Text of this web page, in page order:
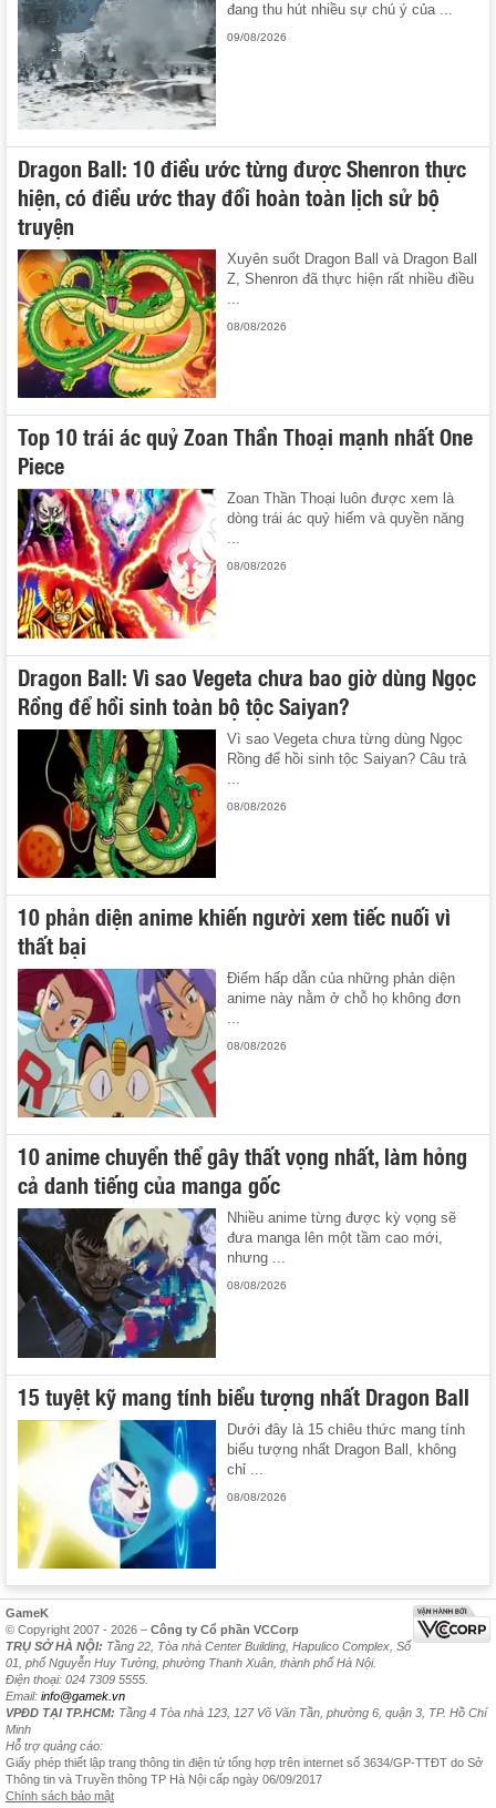
đang thu hút nhiều sự chú ý của ...
09/08/2026
Dragon Ball: 10 điều ước từng được Shenron thực
hiện, có điều ước thay đổi hoàn toàn lịch sử bộ
truyện
Xuyên suốt Dragon Ball và Dragon Ball
Z, Shenron đã thực hiện rất nhiều điều
08/08/2026
Top 10 trái ác quỷ Zoan Thần Thoại mạnh nhất One
Piece
Zoan Thần Thoại luôn được xem là
dòng trái ác quỷ hiếm và quyền năng
...
08/08/2026
Dragon Ball: Vì sao Vegeta chưa bao giờ dùng Ngọc
Rồng để hồi sinh toàn bộ tộc Saiyan?
Vì sao Vegeta chưa từng dùng Ngọc
Rồng để hồi sinh tộc Saiyan? Câu trả
08/08/2026
10 phản diện anime khiến người xem tiếc nuối vì
thất bại
Điểm hấp dẫn của những phản diện
anime này nằm ở chỗ họ không đơn
...
08/08/2026
10 anime chuyển thể gây thất vọng nhất, làm hỏng
cả danh tiếng của manga gốc
Nhiều anime từng được kỳ vọng sẽ
đưa manga lên một tầm cao mới,
nhưng ...
08/08/2026
15 tuyệt kỹ mang tính biểu tượng nhất Dragon Ball
Dưới đây là 15 chiêu thức mang tính
biểu tượng nhất Dragon Ball, không
chỉ ...
08/08/2026
GameK
© Copyright 2007 - 2026 – Công ty Cổ phần VCCorp
TRỤ SỞ HÀ NỘI: Tầng 22, Tòa nhà Center Building, Hapulico Complex, Số
01, phố Nguyễn Huy Tưởng, phường Thanh Xuân, thành phố Hà Nội.
Điện thoại: 024 7309 5555.
Email: info@gamek.vn
VPĐD TẠI TP.HCM: Tầng 4 Tòa nhà 123, 127 Võ Văn Tần, phường 6, quận 3, TP. Hồ Chí
Minh
Hỗ trợ quảng cáo:
Giấy phép thiết lập trang thông tin điện tử tổng hợp trên internet số 3634/GP-TTĐT do Sở
Thông tin và Truyền thông TP Hà Nội cấp ngày 06/09/2017
Chính sách bảo mật